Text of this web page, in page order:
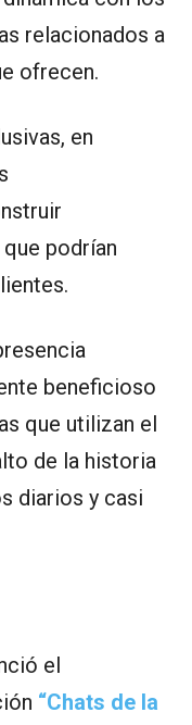
relacionados a
ofrecen.
en
que podrían
beneficioso
que utilizan el
de la historia
diarios y casi
el
“Chats de la